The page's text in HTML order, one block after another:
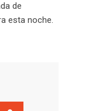
de
esta noche.